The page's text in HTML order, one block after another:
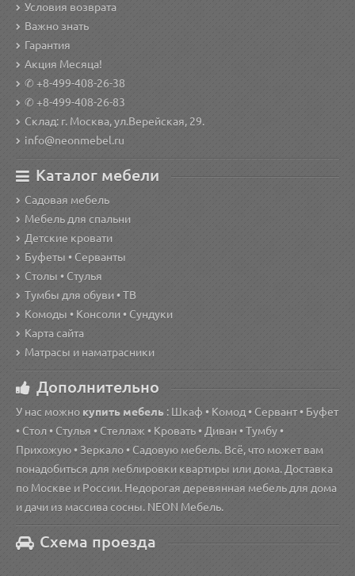
Условия возврата
Важно знать
Гарантия
Акция Месяца!
✆ +8-499-408-26-38
✆ +8-499-408-26-83
Склад: г. Москва, ул.Верейская, 29.
info@neonmebel.ru
Каталог мебели
Садовая мебель
Мебель для спальни
Детские кровати
Буфеты • Серванты
Столы • Стулья
Тумбы для обуви • ТВ
Комоды • Консоли • Сундуки
Карта сайта
Матрасы и наматрасники
Дополнительно
У нас можно купить мебель : Шкаф • Комод • Сервант • Буфет
• Стол • Стулья • Стеллаж • Кровать • Диван • Тумбу •
Прихожую • Зеркало • Садовую мебель. Всё, что может вам
понадобиться для меблировки квартиры или дома. Доставка
по Москве и России. Недорогая деревянная мебель для дома
и дачи из массива сосны. NEON Мебель.
Схема проезда